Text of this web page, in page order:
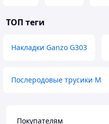
ТОП теги
Накладки Ganzo G303
Послеродовые трусики M
Покупателям